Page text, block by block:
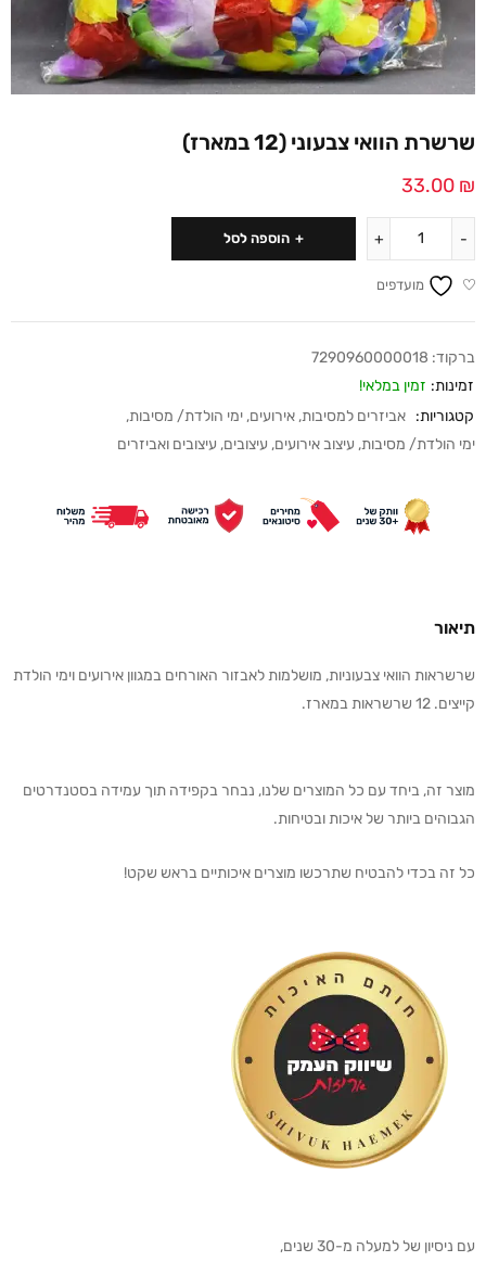
שרשרת הוואי צבעוני (12 במארז)
33.00 ₪
הוספה לסל
מועדפים
ברקוד: 7290960000018
זמינות: זמין במלאי!
קטגוריות: אביזרים למסיבות, אירועים, ימי הולדת/ מסיבות,
ימי הולדת/ מסיבות, עיצוב אירועים, עיצובים, עיצובים ואביזרים
תיאור
שרשראות הוואי צבעוניות, מושלמות לאבזור האורחים במגוון אירועים וימי הולדת
קייצים. 12 שרשראות במארז.
מוצר זה, ביחד עם כל המוצרים שלנו, נבחר בקפידה תוך עמידה בסטנדרטים
הגבוהים ביותר של איכות ובטיחות.
כל זה בכדי להבטיח שתרכשו מוצרים איכותיים בראש שקט!
עם ניסיון של למעלה מ-30 שנים,